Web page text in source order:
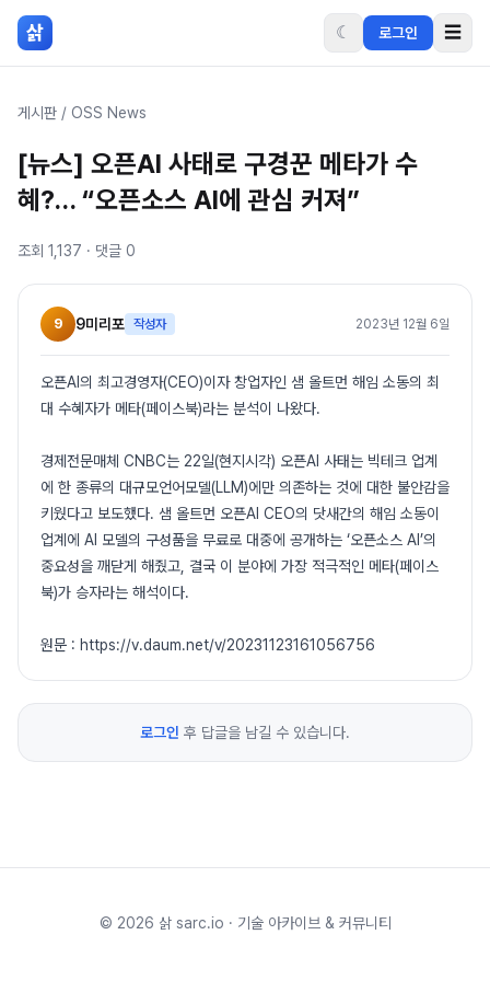
본문 바로가기
삵 ☾ 로그인 ☰
게시판 / OSS News
[뉴스] 오픈AI 사태로 구경꾼 메타가 수
혜?… “오픈소스 AI에 관심 커져”
조회 1,137 · 댓글 0
9 9미리포 작성자 2023년 12월 6일
오픈AI의 최고경영자(CEO)이자 창업자인 샘 올트먼 해임 소동의 최
대 수혜자가 메타(페이스북)라는 분석이 나왔다.
경제전문매체 CNBC는 22일(현지시각) 오픈AI 사태는 빅테크 업계
에 한 종류의 대규모언어모델(LLM)에만 의존하는 것에 대한 불안감을
키웠다고 보도했다. 샘 올트먼 오픈AI CEO의 닷새간의 해임 소동이
업계에 AI 모델의 구성품을 무료로 대중에 공개하는 ‘오픈소스 AI’의
중요성을 깨닫게 해줬고, 결국 이 분야에 가장 적극적인 메타(페이스
북)가 승자라는 해석이다.
원문 : https://v.daum.net/v/20231123161056756
로그인 후 답글을 남길 수 있습니다.
© 2026 삵 sarc.io · 기술 아카이브 & 커뮤니티